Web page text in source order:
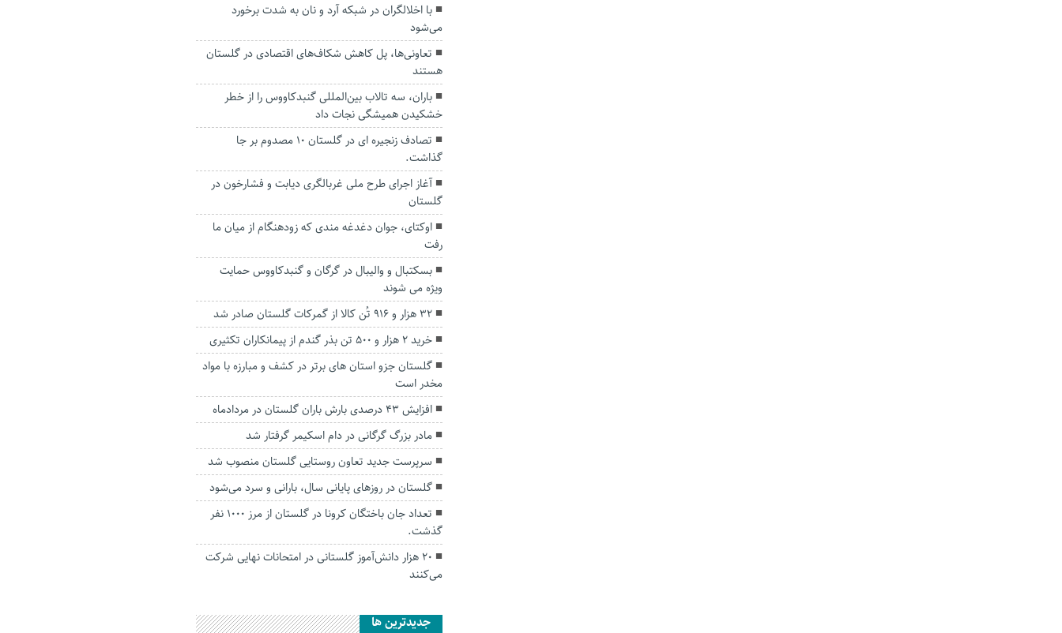
با اخلالگران در شبکه آرد و نان به شدت برخورد
می‌شود
تعاونی‌ها، پل کاهش شکاف‌های اقتصادی در گلستان
هستند
باران، سه تالاب بین‌المللی گنبدکاووس را از خطر
خشکیدن همیشگی نجات داد
تصادف زنجیره ای در گلستان ۱۰ مصدوم بر جا
گذاشت.
آغاز اجرای طرح ملی غربالگری دیابت و فشارخون در
گلستان
اوکتای، جوان دغدغه مندی که زودهنگام از میان ما
رفت
بسکتبال و والیبال در گرگان و گنبدکاووس حمایت
ویژه می شوند
۳۲ هزار و ۹۱۶ تُن کالا از گمرکات گلستان صادر شد
خرید ۲ هزار و ۵۰۰ تن بذر گندم از پیمانکاران تکثیری
گلستان جزو استان های برتر در کشف و مبارزه با مواد
مخدر است
افزایش ۴۳ درصدی بارش باران گلستان در مردادماه
مادر بزرگ گرگانی در دام اسکیمر گرفتار شد
سرپرست جدید تعاون روستایی گلستان منصوب شد
گلستان در روزهای پایانی سال، بارانی و سرد می‌شود
تعداد جان باختگان کرونا در گلستان از مرز 1000 نفر
گذشت.
۲۰ هزار دانش‌آموز گلستانی در امتحانات نهایی شرکت
می‌کنند
جديدترين ها